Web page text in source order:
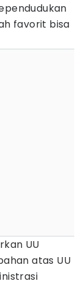
favorit bisa
UU
atas UU